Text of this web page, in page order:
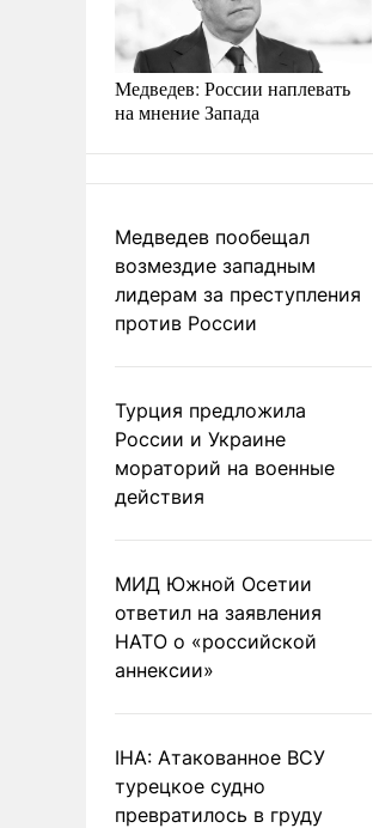
Медведев: России наплевать
на мнение Запада
Медведев пообещал
возмездие западным
лидерам за преступления
против России
Турция предложила
России и Украине
мораторий на военные
действия
МИД Южной Осетии
ответил на заявления
НАТО о «российской
аннексии»
IHA: Атакованное ВСУ
турецкое судно
превратилось в груду